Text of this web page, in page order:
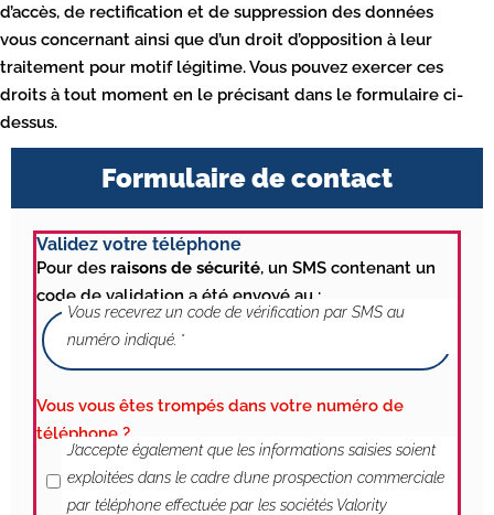
d’accès, de rectification et de suppression des données
vous concernant ainsi que d’un droit d’opposition à leur
traitement pour motif légitime. Vous pouvez exercer ces
droits à tout moment en le précisant dans le formulaire ci-
dessus.
Formulaire de contact
Validez votre téléphone
Pour des raisons de sécurité, un SMS contenant un
code de validation a été envoyé au :
Vous recevrez un code de vérification par SMS au
numéro indiqué.
Vous vous êtes trompés dans votre numéro de
téléphone ?
J'accepte le traitement de mes données
J’accepte également que les informations saisies soient
exploitées dans le cadre d’une prospection commerciale
par téléphone effectuée par les sociétés Valority